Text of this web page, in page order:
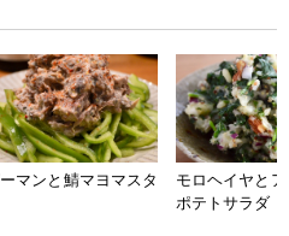
マンと鯖マヨマスタ
モロヘイヤと
ポテトサラダ